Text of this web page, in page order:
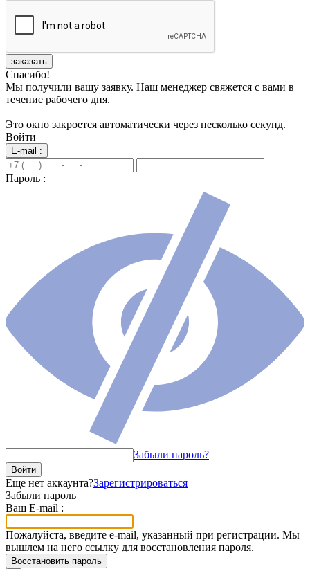
заказать
Спасибо!
Мы получили вашу заявку. Наш менеджер свяжется с вами в
течение рабочего дня.
Это окно закроется автоматически через несколько секунд.
Войти
E-mail :
Пароль :
Забыли пароль?
Войти
Еще нет аккаунта?Зарегистрироваться
Забыли пароль
Ваш E-mail :
Пожалуйста, введите e-mail, указанный при регистрации. Мы
вышлем на него ссылку для восстановления пароля.
Восстановить пароль